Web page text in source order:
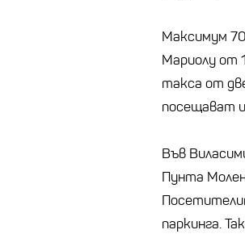
Максимум
Мариолу от
такса от
посещават
Във
Пунта
паркинга.